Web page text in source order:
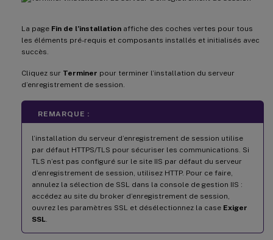
La page Fin de l’installation affiche des coches vertes pour tous
les éléments pré-requis et composants installés et initialisés avec
succès.
Cliquez sur Terminer pour terminer l’installation du serveur
d’enregistrement de session.
REMARQUE :
l’installation du serveur d’enregistrement de session utilise
par défaut HTTPS/TLS pour sécuriser les communications. Si
TLS n’est pas configuré sur le site IIS par défaut du serveur
d’enregistrement de session, utilisez HTTP. Pour ce faire,
annulez la sélection de SSL dans la console de gestion IIS :
accédez au site du broker d’enregistrement de session,
ouvrez les paramètres SSL et désélectionnez la case Exiger
SSL